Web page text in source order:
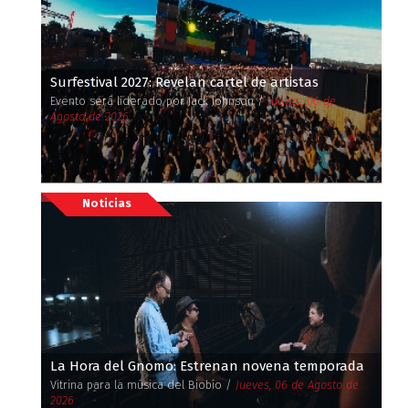
Surfestival 2027: Revelan cartel de artistas
Evento será liderado por Jack Johnson /Jueves, 06 de
Agosto de 2026
Noticias
La Hora del Gnomo: Estrenan novena temporada
Vitrina para la música del Biobío / Jueves, 06 de Agosto de
2026